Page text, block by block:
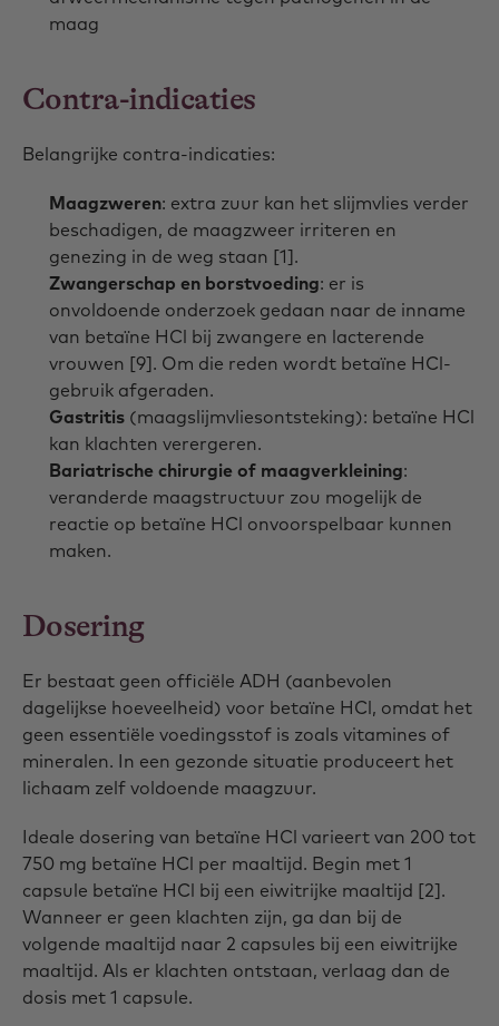
maag
Contra-indicaties
Belangrijke contra-indicaties:
Maagzweren: extra zuur kan het slijmvlies verder
beschadigen, de maagzweer irriteren en
genezing in de weg staan [1].
Zwangerschap en borstvoeding: er is
onvoldoende onderzoek gedaan naar de inname
van betaïne HCl bij zwangere en lacterende
vrouwen [9]. Om die reden wordt betaïne HCl-
gebruik afgeraden.
Gastritis (maagslijmvliesontsteking): betaïne HCl
kan klachten verergeren.
Bariatrische chirurgie of maagverkleining:
veranderde maagstructuur zou mogelijk de
reactie op betaïne HCl onvoorspelbaar kunnen
maken.
Dosering
Er bestaat geen officiële ADH (aanbevolen
dagelijkse hoeveelheid) voor betaïne HCl, omdat het
geen essentiële voedingsstof is zoals vitamines of
mineralen. In een gezonde situatie produceert het
lichaam zelf voldoende maagzuur.
Ideale dosering van betaïne HCl varieert van 200 tot
750 mg betaïne HCl per maaltijd. Begin met 1
capsule betaïne HCl bij een eiwitrijke maaltijd [2].
Wanneer er geen klachten zijn, ga dan bij de
volgende maaltijd naar 2 capsules bij een eiwitrijke
maaltijd. Als er klachten ontstaan, verlaag dan de
dosis met 1 capsule.